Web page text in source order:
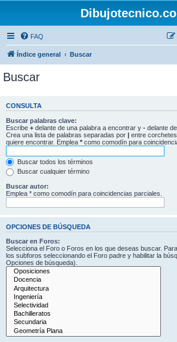
FAQ
Índice general Buscar
Buscar
CONSULTA
Buscar palabras clave:
Escribe + delante de una palabra a encontrar y - delante
Crea una lista de palabras separadas por | entre
quiere encontrar. Emplea * como comodín para
Buscar todos los términos
Buscar cualquier término
Buscar autor:
Emplea * como comodín para coincidencias parciales.
OPCIONES DE BÚSQUEDA
Buscar en Foros:
Selecciona el Foro o Foros en los que deseas buscar.
los subforos seleccionando el Foro padre y habilitar la
Opciones de búsqueda).